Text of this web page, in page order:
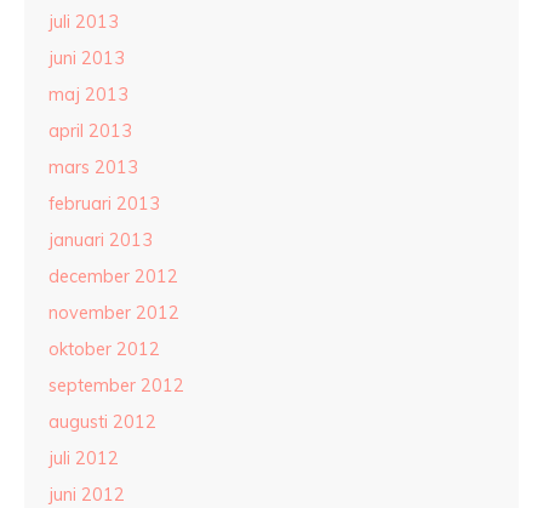
juli 2013
juni 2013
maj 2013
april 2013
mars 2013
februari 2013
januari 2013
december 2012
november 2012
oktober 2012
september 2012
augusti 2012
juli 2012
juni 2012